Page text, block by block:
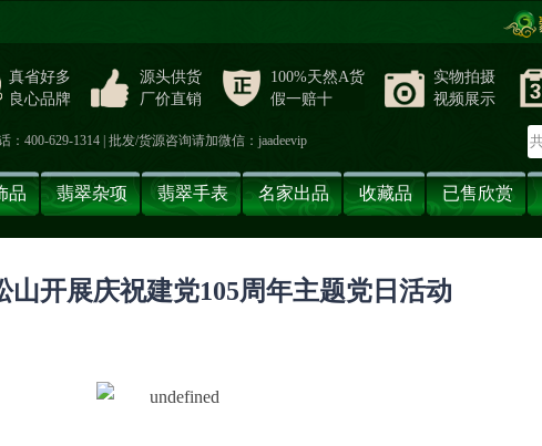
真省好多
良心品牌
源头供货
厂价直销
100%天然A货
假一赔十
实物拍摄
视频展示
：400-629-1314 | 批发/货源咨询请加微信：jaadeevip
品 翡翠杂项 翡翠手表 名家出品 收藏品 已售欣赏
开展庆祝建党105周年主题党日活动